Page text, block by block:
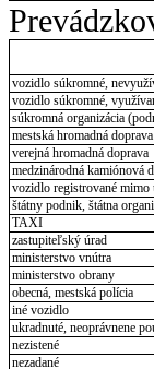
vozidlo súkromné,
vozidlo súkromné,
súkromná organizácia
mestská hromadná doprava
verejná hromadná doprava
medzinárodná kamiónová
vozidlo registrované mimo
štátny podnik, štátna
TAXI
zastupiteľský úrad
ministerstvo vnútra
ministerstvo obrany
obecná, mestská polícia
iné vozidlo
ukradnuté, neoprávnene
nezistené
nezadané